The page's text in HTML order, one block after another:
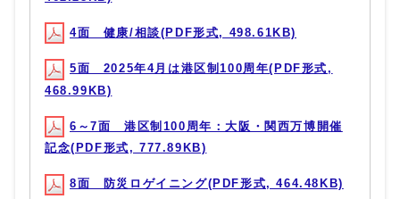
4面 健康/相談(PDF形式, 498.61KB)
5面 2025年4月は港区制100周年(PDF形式,
468.99KB)
6～7面 港区制100周年：大阪・関西万博開催
記念(PDF形式, 777.89KB)
8面 防災ロゲイニング(PDF形式, 464.48KB)